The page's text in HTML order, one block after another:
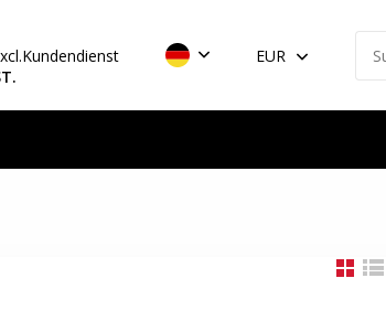
Kundendienst EUR